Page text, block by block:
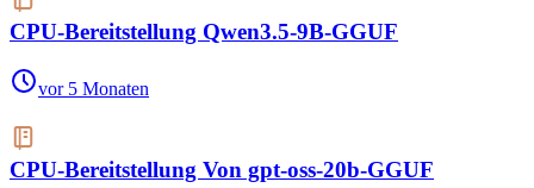
CPU-Bereitstellung Qwen3.5-9B-GGUF
vor 5 Monaten
CPU-Bereitstellung Von gpt-oss-20b-GGUF